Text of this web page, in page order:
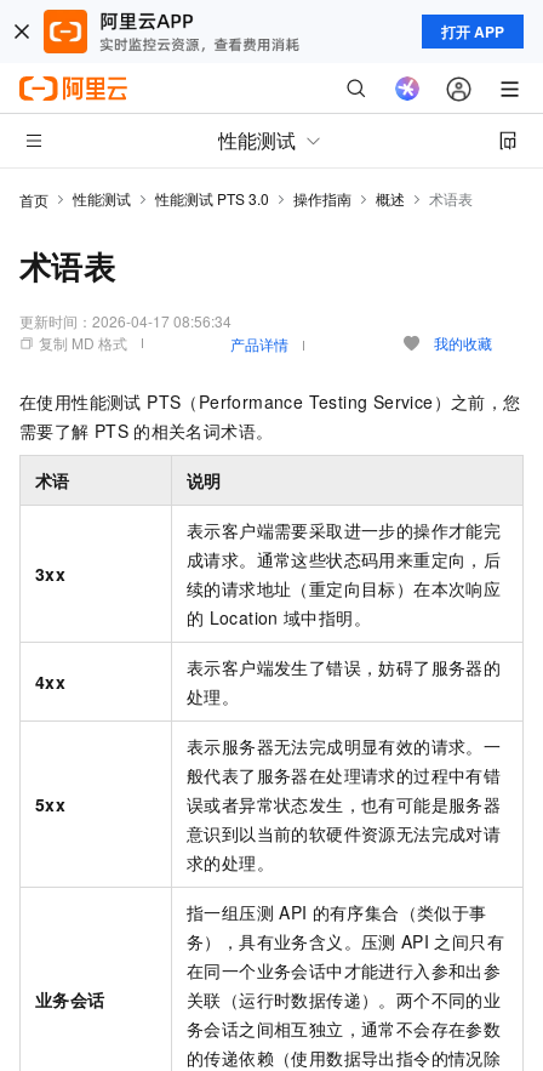
打开 APP
性能测试
首页 性能测试 性能测试 PTS 3.0 操作指南 概述 术语表
术语表
更新时间： 2026-04-17 08:56:34
复制 MD 格式
产品详情 我的收藏
在使用性能测试 PTS（Performance Testing Service）之前，您
需要了解 PTS 的相关名词术语。
术语 说明
3xx
表示客户端需要采取进一步的操作才能完
成请求。通常这些状态码用来重定向，后
续的请求地址（重定向目标）在本次响应
的 Location 域中指明。
4xx
表示客户端发生了错误，妨碍了服务器的
处理。
5xx
表示服务器无法完成明显有效的请求。一
般代表了服务器在处理请求的过程中有错
误或者异常状态发生，也有可能是服务器
意识到以当前的软硬件资源无法完成对请
求的处理。
业务会话
指一组压测 API 的有序集合（类似于事
务），具有业务含义。压测 API 之间只有
在同一个业务会话中才能进行入参和出参
关联（运行时数据传递）。两个不同的业
务会话之间相互独立，通常不会存在参数
的传递依赖（使用数据导出指令的情况除